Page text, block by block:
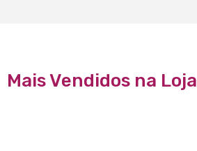
Mais Vendidos na Loja